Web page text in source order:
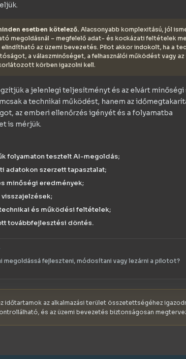
esetben kötelező. Alacsonyabb komplexitású, jól
megoldásnál – megfelelő adat- és kockázati feltételek
az üzemi bevezetés. Pilot akkor indokolt, ha a
a válaszminőséget, a felhasználói működést vagy
körben igazolni kell.
a jelenlegi teljesítményt és az elvárt minőségi
a technikai működést, hanem az
az emberi ellenőrzés igényét és a folyamatba
is mérjük.
folyamaton tesztelt AI-megoldás;
adatokon szerzett tapasztalat;
minőségi eredmények;
és működési feltételek;
továbbfejlesztési döntés.
megoldássá fejleszteni, módosítani vagy lezárni a pilotot?
időtartamok az alkalmazási terület összetettségéhez
és az üzemi bevezetés biztonságosan